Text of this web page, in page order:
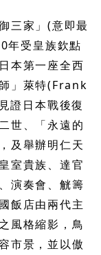
三家」(意即最
年受皇族欽點
本第一座全西
」萊特(Frank
證日本戰後復
世、「永遠的
及舉辦明仁天
室貴族、達官
演奏會、觥籌
飯店由兩代主
風格縮影，鳥
市景，並以傲